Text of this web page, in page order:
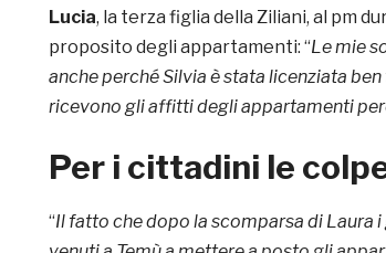
Lucia, la terza figlia della Ziliani, al pm
proposito degli appartamenti: “Le mie
anche perché Silvia è stata licenziata
ricevono gli affitti degli appartamenti
Per i cittadini le
“Il fatto che dopo la scomparsa di Laura